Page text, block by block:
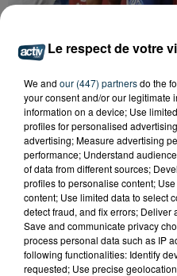
BASKET : LA
BOUTLe respect de votre
We and our (447) partnersdo the
your consent and/or our legitimate
information on a device; Use
profiles for personalised
advertising; Measure advertising
performance; Understand
of data from different sources;
profiles to personalise content;
content; Use limited data to select
detect fraud, and fix errors;
Save and communicate privacy
process personal data such as IP
following functionalities: Identify
requested; Use precise